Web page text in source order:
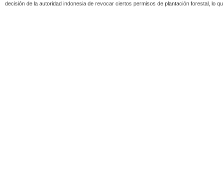
decisión de la autoridad indonesia de revocar ciertos permisos de plantación forestal, lo